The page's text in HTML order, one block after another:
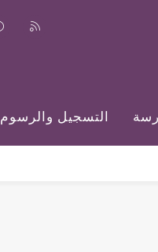
التسجيل والرسوم